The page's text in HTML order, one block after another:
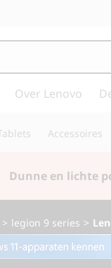
Over Lenovo
Accessoires
Dunne en lichte
> legion 9 series >